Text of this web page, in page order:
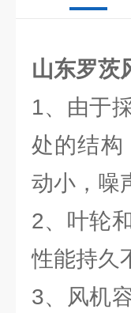
山东罗茨
1、由于
处的结构
动小，噪
2、叶轮
性能持久
3、风机